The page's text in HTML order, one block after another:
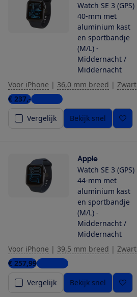
Watch SE 3 (GPS)
40-mm met
aluminium kast
en sportbandje
(M/L) -
Middernacht /
Middernacht
Voor iPhone | 36,0 mm breed | Zwart
€ 237,-8 winkels
Vergelijk
Bekijk snel
Apple
Watch SE 3 (GPS)
44-mm met
aluminium kast
en sportbandje
(M/L) -
Middernacht /
Middernacht
Voor iPhone | 39,5 mm breed | Zwart
€ 257,996 winkels
Vergelijk
Bekijk snel